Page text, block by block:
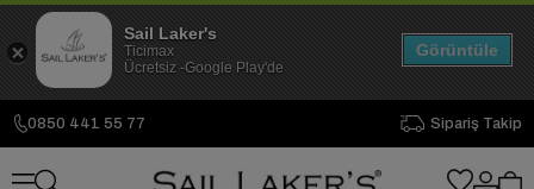
0850 441 55 77 Sipariş Takip
Sail Laker's
Ticimax
Ücretsiz -Google Play'de
Görüntüle